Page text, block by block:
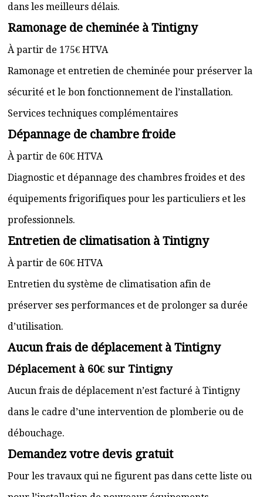
dans les meilleurs délais.
Ramonage de cheminée à Tintigny
À partir de 175€ HTVA
Ramonage et entretien de cheminée pour préserver la
sécurité et le bon fonctionnement de l’installation.
Services techniques complémentaires
Dépannage de chambre froide
À partir de 60€ HTVA
Diagnostic et dépannage des chambres froides et des
équipements frigorifiques pour les particuliers et les
professionnels.
Entretien de climatisation à Tintigny
À partir de 60€ HTVA
Entretien du système de climatisation afin de
préserver ses performances et de prolonger sa durée
d’utilisation.
Aucun frais de déplacement à Tintigny
Déplacement à 60€ sur Tintigny
Aucun frais de déplacement n’est facturé à Tintigny
dans le cadre d’une intervention de plomberie ou de
débouchage.
Demandez votre devis gratuit
Pour les travaux qui ne figurent pas dans cette liste ou